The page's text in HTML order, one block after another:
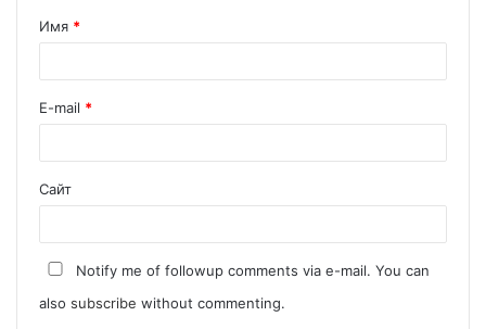
Имя *
E-mail *
Сайт
Notify me of followup comments via e-mail. You can
also subscribe without commenting.